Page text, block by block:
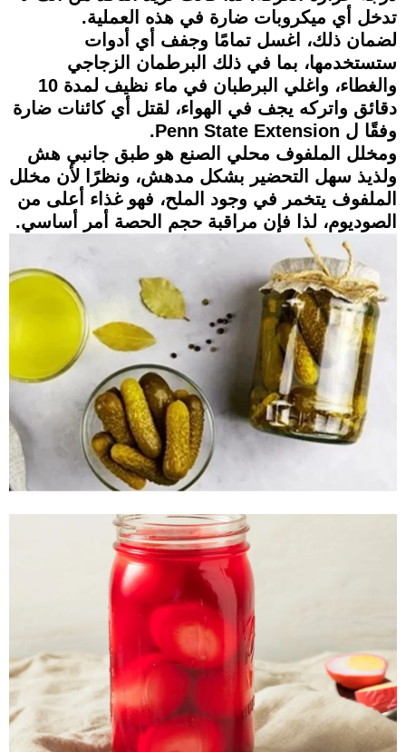
تدخل أي ميكروبات ضارة في هذه العملية.
لضمان ذلك، اغسل تمامًا وجفف أي أدوات
ستستخدمها، بما في ذلك البرطمان الزجاجي
والغطاء، واغلي البرطبان في ماء نظيف لمدة 10
دقائق واتركه يجف في الهواء، لقتل أي كائنات ضارة
وفقًا ل Penn State Extension.
ومخلل الملفوف محلي الصنع هو طبق جانبي هش
ولذيذ سهل التحضير بشكل مدهش، ونظرًا لأن مخلل
الملفوف يتخمر في وجود الملح، فهو غذاء أعلى من
الصوديوم، لذا فإن مراقبة حجم الحصة أمر أساسي.